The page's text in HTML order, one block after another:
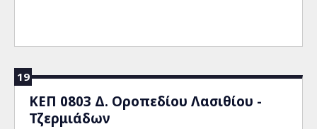
19
ΚΕΠ 0803 Δ. Οροπεδίου Λασιθίου -
Τζερμιάδων